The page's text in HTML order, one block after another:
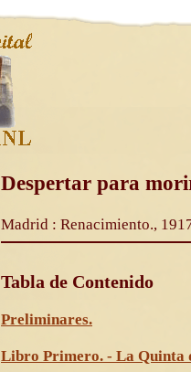
Despertar para
Madrid : Renacimiento.,
Tabla de Contenido
Preliminares.
Libro Primero. - La Quinta